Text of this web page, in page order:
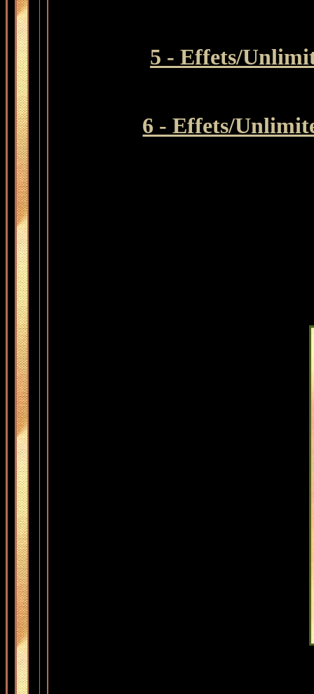
5 - Effets/
6 - Effets/